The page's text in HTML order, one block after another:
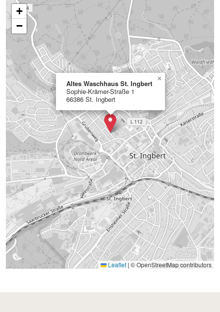
Altes Waschhaus St. Ingbert
Sophie-Krämer-Straße 1
66386 St. Ingbert
×
+
−
Leaflet | © OpenStreetMap contributors